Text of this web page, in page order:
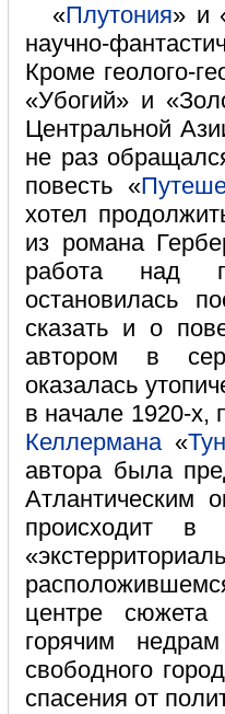
«Плутония» и
научно-
Кроме геолого-
«Убогий» и
Центральной
не раз
повесть «
хотел
из романа
работа над
остановилась
сказать и о
автором в
оказалась
в начале 1920-
Келлермана«
автора была
Атлантическим
происходит
центре сюжета
горячим
свободного
спасения от